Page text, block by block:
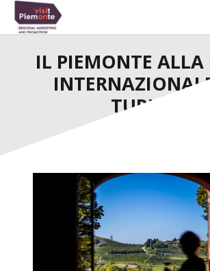
IL PIEMONTE ALLA
INTERNAZIONALE
TURISMO